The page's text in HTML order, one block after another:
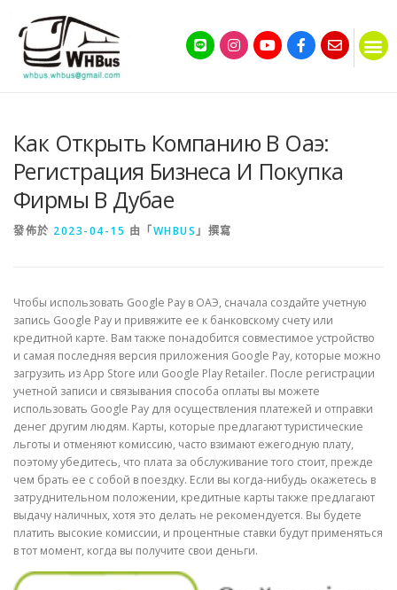
Как Открыть Компанию В Оаэ:
Регистрация Бизнеса И Покупка
Фирмы В Дубае
發佈於 2023-04-15 由「WHBUS」撰寫
Чтобы использовать Google Pay в ОАЭ, сначала создайте учетную
запись Google Pay и привяжите ее к банковскому счету или
кредитной карте. Вам также понадобится совместимое устройство
и самая последняя версия приложения Google Pay, которые можно
загрузить из App Store или Google Play Retailer. После регистрации
учетной записи и связывания способа оплаты вы можете
использовать Google Pay для осуществления платежей и отправки
денег другим людям. Карты, которые предлагают туристические
льготы и отменяют комиссию, часто взимают ежегодную плату,
поэтому убедитесь, что плата за обслуживание того стоит, прежде
чем брать ее с собой в поездку. Если вы когда-нибудь окажетесь в
затруднительном положении, кредитные карты также предлагают
выдачу наличных, хотя это делать не рекомендуется. Вы будете
платить высокие комиссии, и процентные ставки будут применяться
в тот момент, когда вы получите свои деньги.